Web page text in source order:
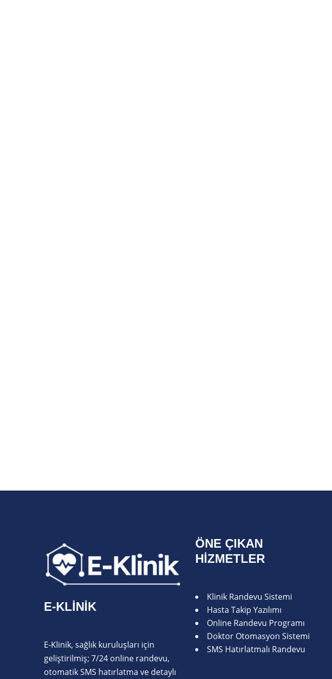
E-KLINIK
E-Klinik, sağlık kuruluşları için
geliştirilmiş; 7/24 online randevu,
otomatik SMS hatırlatma ve detaylı
ÖNE ÇIKAN
HIZMETLER
Klinik Randevu Sistemi
Hasta Takip Yazılımı
Online Randevu Programı
Doktor Otomasyon Sistemi
SMS Hatırlatmalı Randevu